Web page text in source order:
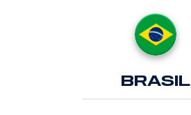
BRASIL